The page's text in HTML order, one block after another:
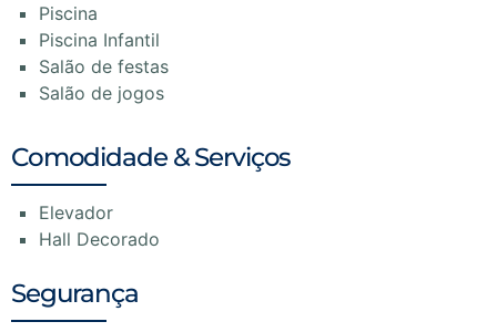
Piscina
Piscina Infantil
Salão de festas
Salão de jogos
Comodidade & Serviços
Elevador
Hall Decorado
Segurança